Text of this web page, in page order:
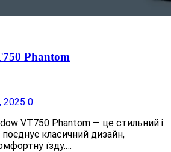
Phantom
0
VT750 Phantom — це стильний і
класичний дизайн,
їзду.…